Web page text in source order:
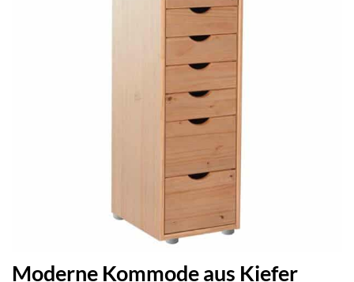
Moderne Kommode aus Kiefer